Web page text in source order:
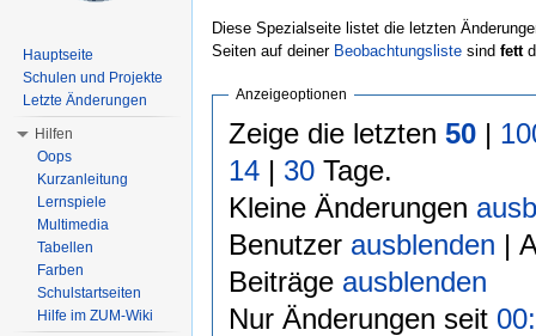
Diese Spezialseite listet die letzten
Seiten auf deiner Beobachtungsliste sind fett
Anzeigeoptionen
Zeige die letzten 50|
14| 30Tage.
Kleine Änderungen
Benutzer ausblenden |
Beiträge ausblenden
Nur Änderungen seit
Hauptseite
Schulen und Projekte
Letzte Änderungen
Hilfen
Oops
Kurzanleitung
Lernspiele
Multimedia
Tabellen
Farben
Schulstartseiten
Hilfe im ZUM-Wiki